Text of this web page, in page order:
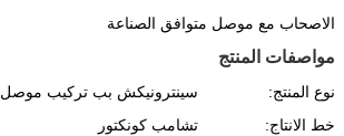
الاصحاب مع موصل متوافق الصناعة
مواصفات المنتج
نوع المنتج:
سينترونيكش بب تركيب موصل
خط الانتاج:
تشامب كونكتور